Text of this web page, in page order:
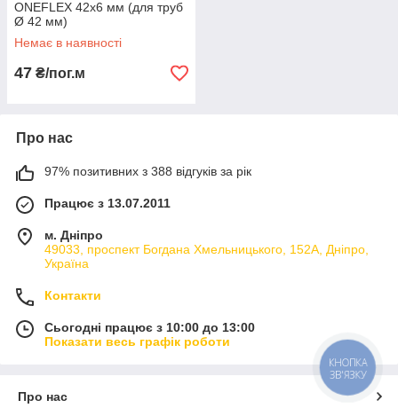
ONEFLEX 42х6 мм (для труб
Ø 42 мм)
Немає в наявності
47 ₴/пог.м
Про нас
97% позитивних з 388 відгуків за рік
Працює з 13.07.2011
м. Дніпро
49033, проспект Богдана Хмельницького, 152А, Дніпро,
Україна
Контакти
Сьогодні працює з 10:00 до 13:00
Показати весь графік роботи
Про нас
КНОПКА
ЗВ'ЯЗКУ